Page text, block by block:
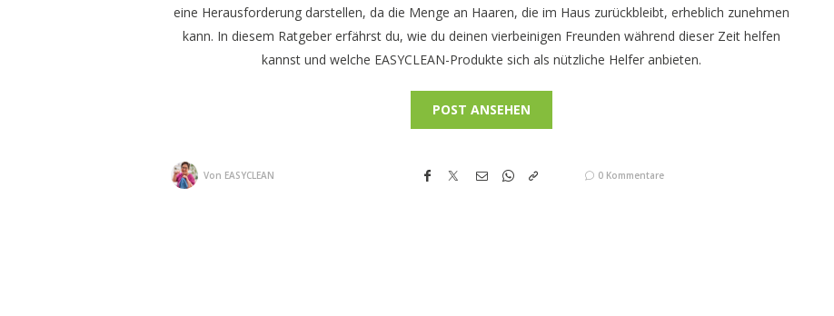
eine Herausforderung darstellen, da die Menge an Haaren, die im Haus zurückbleibt, erheblich zunehmen
kann. In diesem Ratgeber erfährst du, wie du deinen vierbeinigen Freunden während dieser Zeit helfen
kannst und welche EASYCLEAN-Produkte sich als nützliche Helfer anbieten.
POST ANSEHEN
Von EASYCLEAN 0 Kommentare